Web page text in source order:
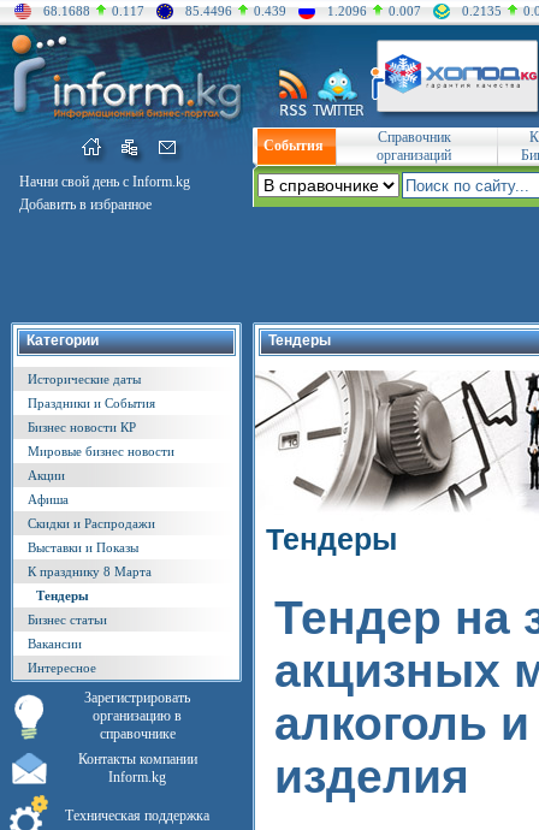
68.1688 0.117 85.4496 0.439 1.2096 0.007 0.2135
Начни свой день с Inform.kg
Добавить в избранное
События
Справочник
организаций
Категории
Исторические даты
Праздники и События
Бизнес новости КР
Мировые бизнес новости
Акции
Афиша
Скидки и Распродажи
Выставки и Показы
К празднику 8 Марта
Тендеры
Бизнес статьи
Вакансии
Интересное
Зарегистрировать
организацию в
справочнике
Контакты компании
Inform.kg
Техническая поддержка
Тендеры
Тендеры
Тендер на
акцизных
алкоголь
изделия